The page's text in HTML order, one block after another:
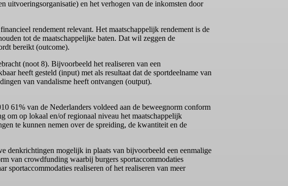
uitvoeringsorganisatie) en het verhogen van de inkomsten door
rendement relevant. Het maatschappelijk rendement is de
tot de maatschappelijke baten. Dat wil zeggen de
bereikt (outcome).
(noot 8). Bijvoorbeeld het realiseren van een
heeft gesteld (input) met als resultaat dat de sportdeelname van
van vandalisme heeft ontvangen (output).
61% van de Nederlanders voldeed aan de beweegnorm conform
om op lokaal en/of regionaal niveau het maatschappelijk
te kunnen nemen over de spreiding, de kwantiteit en de
denkrichtingen mogelijk in plaats van bijvoorbeeld een eenmalige
van crowdfunding waarbij burgers sportaccommodaties
sportaccommodaties realiseren of het realiseren van meer